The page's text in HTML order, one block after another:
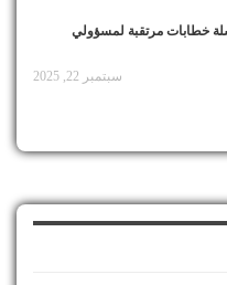
خطابات مرتقبة لمسؤولي
سبتمبر 22, 2025